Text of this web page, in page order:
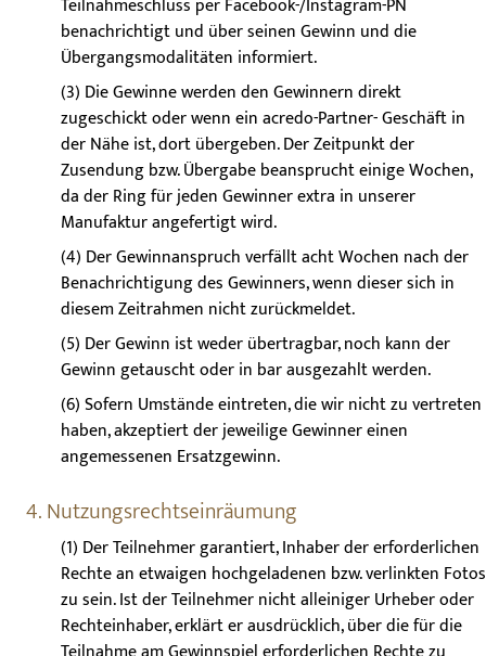
Teilnahmeschluss per Facebook-/Instagram-PN
benachrichtigt und über seinen Gewinn und die
Übergangsmodalitäten informiert.
(3) Die Gewinne werden den Gewinnern direkt
zugeschickt oder wenn ein acredo-Partner- Geschäft in
der Nähe ist, dort übergeben. Der Zeitpunkt der
Zusendung bzw. Übergabe beansprucht einige Wochen,
da der Ring für jeden Gewinner extra in unserer
Manufaktur angefertigt wird.
(4) Der Gewinnanspruch verfällt acht Wochen nach der
Benachrichtigung des Gewinners, wenn dieser sich in
diesem Zeitrahmen nicht zurückmeldet.
(5) Der Gewinn ist weder übertragbar, noch kann der
Gewinn getauscht oder in bar ausgezahlt werden.
(6) Sofern Umstände eintreten, die wir nicht zu vertreten
haben, akzeptiert der jeweilige Gewinner einen
angemessenen Ersatzgewinn.
4. Nutzungsrechtseinräumung
(1) Der Teilnehmer garantiert, Inhaber der erforderlichen
Rechte an etwaigen hochgeladenen bzw. verlinkten Fotos
zu sein. Ist der Teilnehmer nicht alleiniger Urheber oder
Rechteinhaber, erklärt er ausdrücklich, über die für die